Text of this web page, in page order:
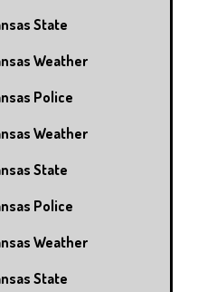
State
Weather
Police
Weather
State
Police
Weather
State